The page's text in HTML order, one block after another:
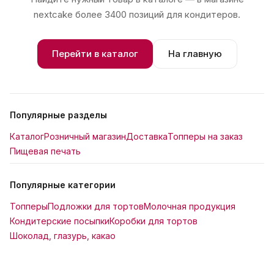
nextcake более 3400 позиций для кондитеров.
Перейти в каталог На главную
Популярные разделы
КаталогРозничный магазинДоставкаТопперы на заказ
Пищевая печать
Популярные категории
ТопперыПодложки для тортовМолочная продукция
Кондитерские посыпкиКоробки для тортов
Шоколад, глазурь, какао